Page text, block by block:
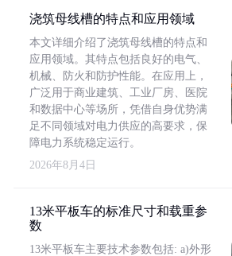
浇筑母线槽的特点和应用领域
本文详细介绍了浇筑母线槽的特点和
应用领域。其特点包括良好的电气、
机械、防火和防护性能。在应用上，
广泛用于商业建筑、工业厂房、医院
和数据中心等场所，凭借自身优势满
足不同领域对电力供应的高要求，保
障电力系统稳定运行。
2026年8月4日
13米平板车的标准尺寸和载重参
数
13米平板车主要技术参数包括: a)外形